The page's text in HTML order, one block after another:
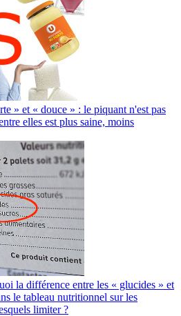
» et « douce » : le piquant n'est pas
elles est plus saine, moins
la différence entre les « glucides » et
le tableau nutritionnel sur les
limiter ?